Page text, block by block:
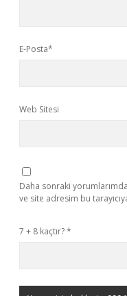
E-Posta*
Web Sitesi
Daha sonraki
ve site adresim bu
7 + 8 kaçtır?*